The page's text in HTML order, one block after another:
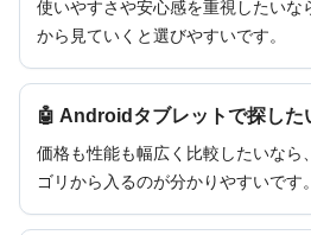
使いやすさや安心感を重視したいな
から見ていくと選びやすいです。
🤖 Androidタブレットで探した
価格も性能も幅広く比較したいなら
ゴリから入るのが分かりやすいです。